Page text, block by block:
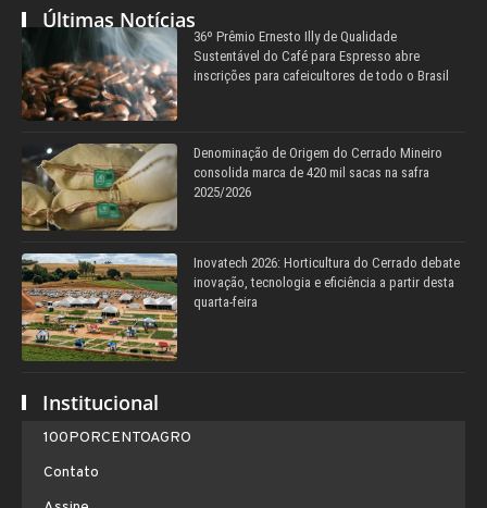
Últimas Notícias
36º Prêmio Ernesto Illy de Qualidade
Sustentável do Café para Espresso abre
inscrições para cafeicultores de todo o Brasil
Denominação de Origem do Cerrado Mineiro
consolida marca de 420 mil sacas na safra
2025/2026
Inovatech 2026: Horticultura do Cerrado debate
inovação, tecnologia e eficiência a partir desta
quarta-feira
Institucional
100PORCENTOAGRO
Contato